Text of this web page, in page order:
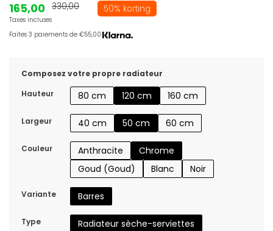
165,00
Taxes incluses
330,00 50% korting
Faites 3 paiements de €55,00.
Composez votre propre radiateur
Hauteur
80 cm 120 cm 160 cm
Largeur 40 cm 50 cm 60 cm
Couleur Anthracite
Chrome
Goud (Goud)
Blanc Noir
Variante Barres
Type Radiateur sèche-serviettes